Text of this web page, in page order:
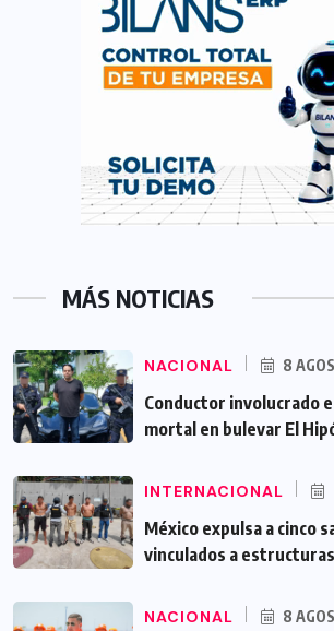
MÁS NOTICIAS
NACIONAL 8
Conductor involucrado
mortal en bulevar El
INTERNACIONAL
México expulsa a cinco
vinculados a
NACIONAL 8